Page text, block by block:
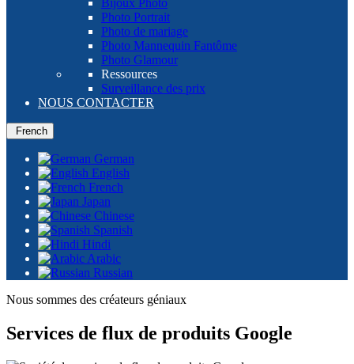
Bijoux Photo
Photo Portrait
Photo de mariage
Photo Mannequin Fantôme
Photo Glamour
Ressources
Surveillance des prix
NOUS CONTACTER
French
German
English
French
Japan
Chinese
Spanish
Hindi
Arabic
Russian
Nous sommes des créateurs géniaux
Services de flux de produits Google